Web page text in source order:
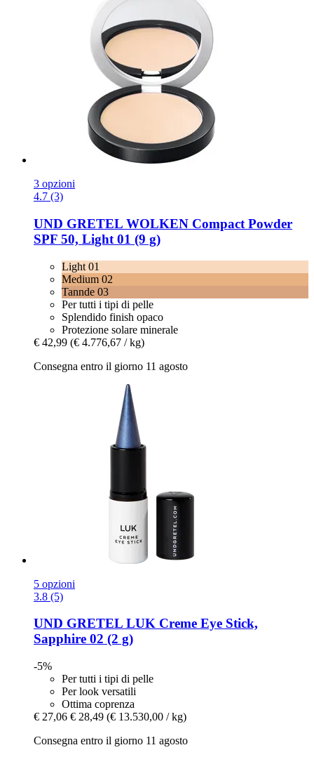
3 opzioni
4.7 (3)
UND GRETEL WOLKEN Compact Powder
SPF 50, Light 01 (9 g)
Light 01
Medium 02
Tannde 03
Per tutti i tipi di pelle
Splendido finish opaco
Protezione solare minerale
€ 42,99 (€ 4.776,67 / kg)
Consegna entro il giorno 11 agosto
5 opzioni
3.8 (5)
UND GRETEL LUK Creme Eye Stick,
Sapphire 02 (2 g)
-5%
Per tutti i tipi di pelle
Per look versatili
Ottima coprenza
€ 27,06 € 28,49 (€ 13.530,00 / kg)
Consegna entro il giorno 11 agosto